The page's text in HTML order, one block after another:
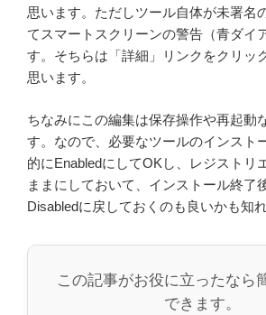
思います。ただしツール自体が未署名
てスマートスクリーンの警告（青ダイ
す。そちらは「詳細」リンクをクリッ
思います。
ちなみにこの編集は保存操作や再起動
す。なので、必要なツールのインスト
的にEnabledにしてOKし、レジストリ
ままにしておいて、インストール終了
Disabledに戻しておくのも良いかも知れ
この記事がお役に立ったなら
できます。